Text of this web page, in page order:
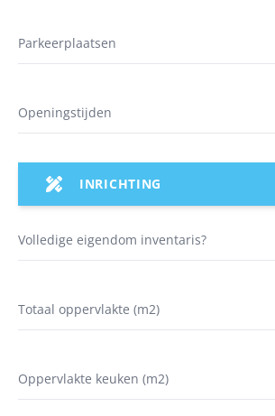
Parkeerplaatsen
Openingstijden
INRICHTING
Volledige eigendom inventaris?
Totaal oppervlakte (m2)
Oppervlakte keuken (m2)